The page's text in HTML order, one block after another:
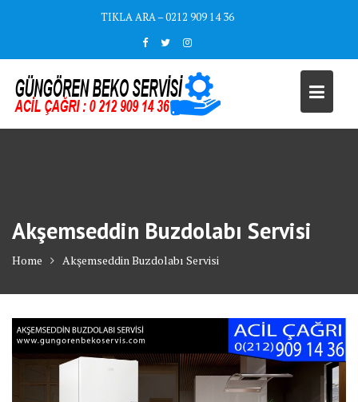
TIKLA ARA – 0212 909 14 36
Akşemseddin Buzdolabı Servisi
Home Akşemseddin Buzdolabı Servisi